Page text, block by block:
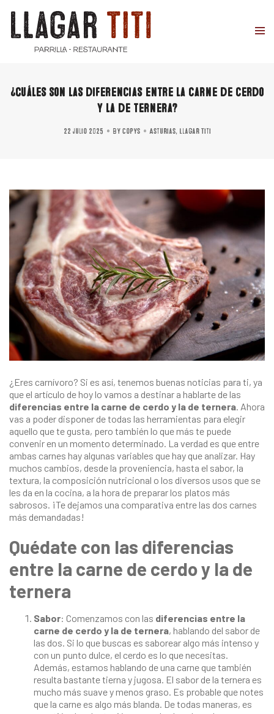
¿Cuáles son las diferencias entre la carne de cerdo
y la de ternera?
22 julio 2025 Bycopys Asturias, Llagar Titi
¿Eres carnívoro? Si es así, tenemos buenas noticias para ti, ya
que el artículo de hoy lo vamos a destinar a hablarte de las
diferencias entre la carne de cerdo y la de ternera . Ahora
vas a poder disponer de todas las herramientas para elegir
aquello que te gusta, pero también lo que más te puede
convenir en un momento determinado. La verdad es que entre
ambas carnes hay algunas variables que hay que analizar. Hay
muchos cambios, desde la proveniencia, hasta el sabor, la
textura, la composición nutricional o los diversos usos que se
les da en la cocina, a la hora de preparar los platos más
sabrosos. ¡Te dejamos una comparativa entre las dos carnes
más demandadas!
Quédate con las diferencias
entre la carne de cerdo y la de
ternera
Sabor: Comenzamos con las diferencias entre la
carne de cerdo y la de ternera, hablando del sabor de
las dos. Si lo que buscas es saborear algo más intenso y
con un punto dulce, el cerdo es lo que necesitas.
Además, estamos hablando de una carne que también
resulta bastante tierna y jugosa. El sabor de la ternera es
mucho más suave y menos graso. Es probable que notes
que la carne es algo más blanda. De todas maneras, es